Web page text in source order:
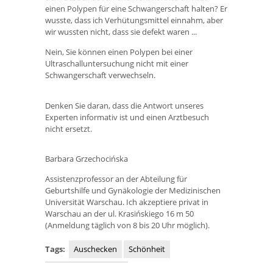
einen Polypen für eine Schwangerschaft halten? Er
wusste, dass ich Verhütungsmittel einnahm, aber
wir wussten nicht, dass sie defekt waren ...
Nein, Sie können einen Polypen bei einer
Ultraschalluntersuchung nicht mit einer
Schwangerschaft verwechseln.
Denken Sie daran, dass die Antwort unseres
Experten informativ ist und einen Arztbesuch
nicht ersetzt.
Barbara Grzechocińska
Assistenzprofessor an der Abteilung für
Geburtshilfe und Gynäkologie der Medizinischen
Universität Warschau. Ich akzeptiere privat in
Warschau an der ul. Krasińskiego 16 m 50
(Anmeldung täglich von 8 bis 20 Uhr möglich).
Tags: Auschecken
Schönheit